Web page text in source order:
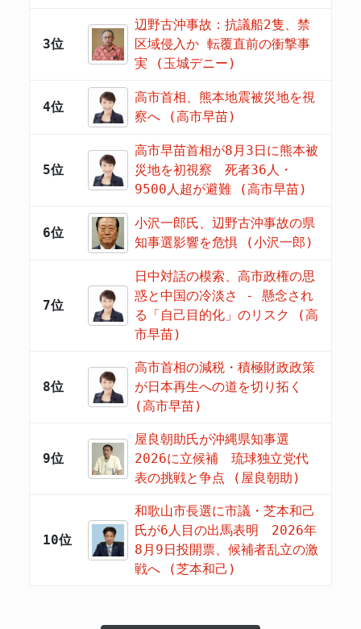
3位
辺野古沖事故：抗議船2隻、禁
区域侵入か 転覆直前の衝撃事
実 (玉城デニー)
4位
高市首相、熊本地震被災地を視
察へ (高市早苗)
5位
高市早苗首相が8月3日に熊本被
災地を初視察 死者36人・
9500人超が避難 (高市早苗)
6位
小沢一郎氏、辺野古沖事故の県
知事選影響を危惧 (小沢一郎)
7位
日中対話の模索、高市政権の思
惑と中国の冷淡さ - 懸念され
る「自己目的化」のリスク (高
市早苗)
8位
高市首相の減税・積極財政政策
が日本再生への道を切り拓く
(高市早苗)
9位
屋良朝助氏が沖縄県知事選
2026に立候補 琉球独立党代
表の挑戦と争点 (屋良朝助)
10位
和歌山市長選に市議・芝本和己
氏が6人目の出馬表明 2026年
8月9日投開票、候補者乱立の激
戦へ (芝本和己)